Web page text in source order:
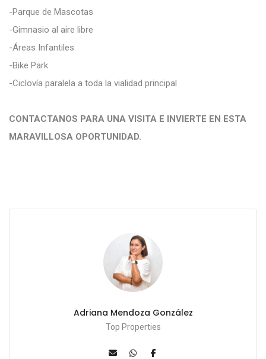
-Parque de Mascotas
-Gimnasio al aire libre
-Áreas Infantiles
-Bike Park
-Ciclovía paralela a toda la vialidad principal
CONTACTANOS PARA UNA VISITA E INVIERTE EN ESTA
MARAVILLOSA OPORTUNIDAD.
Adriana Mendoza González
Top Properties